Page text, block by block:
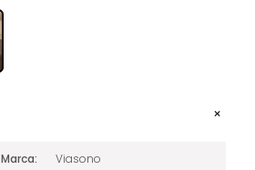
Marca Viasono